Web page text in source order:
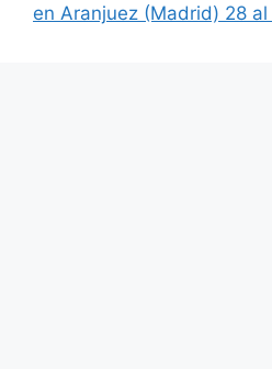
en Aranjuez (Madrid) 28